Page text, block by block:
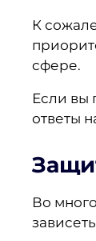
К
сфере.
Если вы
ответы
Во